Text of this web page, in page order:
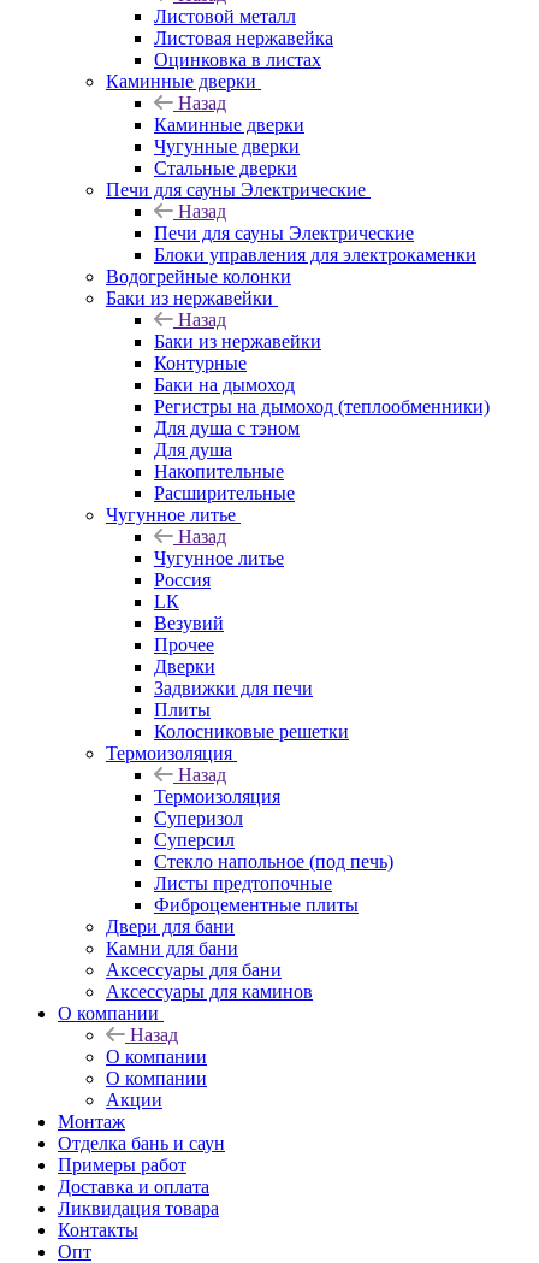
Листовой металл
Листовая нержавейка
Оцинковка в листах
Каминные дверки
Назад
Каминные дверки
Чугунные дверки
Стальные дверки
Печи для сауны Электрические
Назад
Печи для сауны Электрические
Блоки управления для электрокаменки
Водогрейные колонки
Баки из нержавейки
Назад
Баки из нержавейки
Контурные
Баки на дымоход
Регистры на дымоход (теплообменники)
Для душа с тэном
Для душа
Накопительные
Расширительные
Чугунное литье
Назад
Чугунное литье
Россия
LК
Везувий
Прочее
Дверки
Задвижки для печи
Плиты
Колосниковые решетки
Термоизоляция
Назад
Термоизоляция
Суперизол
Суперсил
Стекло напольное (под печь)
Листы предтопочные
Фиброцементные плиты
Двери для бани
Камни для бани
Аксессуары для бани
Аксессуары для каминов
О компании
Назад
О компании
О компании
Акции
Монтаж
Отделка бань и саун
Примеры работ
Доставка и оплата
Ликвидация товара
Контакты
Опт